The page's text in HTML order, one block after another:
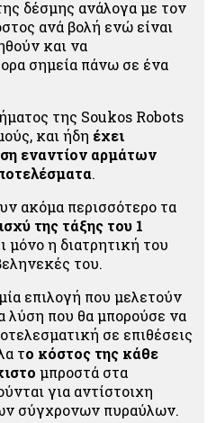
δέσμης ανάλογα με τον
ανά βολή ενώ είναι
και να
σημεία πάνω σε ένα
της Soukos Robots
και ήδη έχει
εναντίον αρμάτων
.
ακόμα περισσότερο τα
της τάξης του 1
μόνο η διατρητική του
του.
επιλογή που μελετούν
λύση που θα μπορούσε να
σε επιθέσεις
το κόστος της κάθε
μπροστά στα
για αντίστοιχη
σύγχρονων πυραύλων.